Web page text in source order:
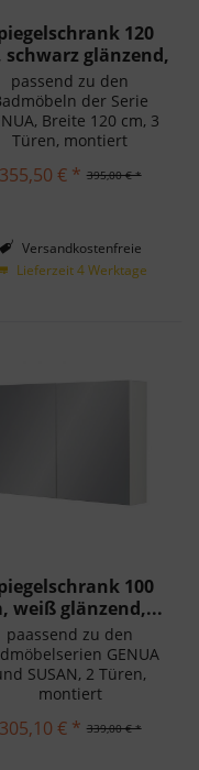
120
schwarz glänzend,
montiert
passend zu den
der Serie
Breite 120 cm, 3
Türen, montiert
395,00 € *
355,50 € *
Versandkostenfreie
in Deutschland!
Lieferzeit 4 Werktage
100
weiß glänzend,...
paassend zu den
GENUA
SUSAN, 2 Türen,
montiert
339,00 € *
305,10 € *